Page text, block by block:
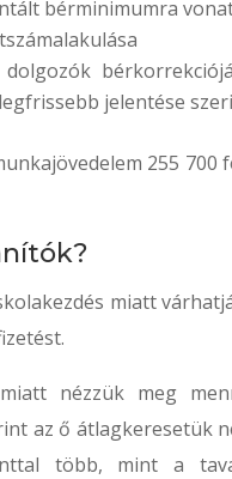
bérminimumra
jelentése
255
miatt
nézzük meg
az ő
több, mint a